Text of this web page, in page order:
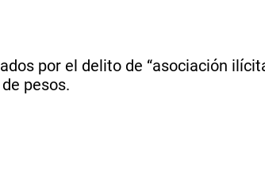
por el delito de “asociación
pesos.